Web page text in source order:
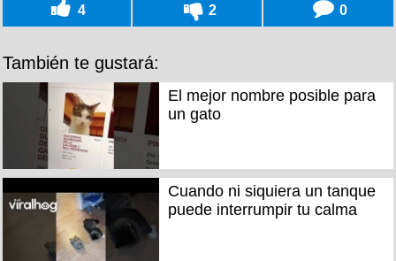
4 2 0
También te gustará:
El mejor nombre posible para
un gato
Cuando ni siquiera un tanque
puede interrumpir tu calma